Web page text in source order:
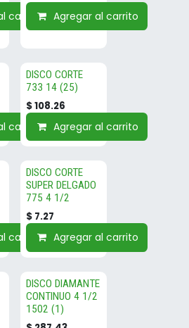
carrito Agregar al carrito
carrito
DISCO CORTE
733 14 (25)
$108.26
Agregar al carrito
carrito
DISCO CORTE
SUPER DELGADO
775 4 1/2
$ 7.27
Agregar al carrito
DISCO DIAMANTE
CONTINUO 4 1/2
1502 (1)